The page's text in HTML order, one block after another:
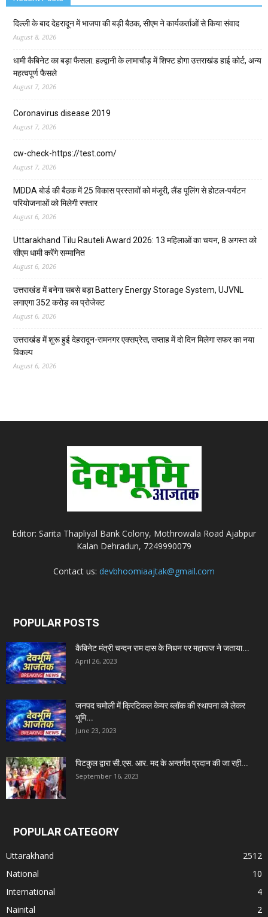
दिल्ली के बाद देहरादून में भाजपा की बड़ी बैठक, सीएम ने कार्यकर्ताओं से किया संवाद
August 8, 2026
धामी कैबिनेट का बड़ा फैसला: हल्द्वानी के लामाचौड़ में शिफ्ट होगा उत्तराखंड हाई कोर्ट, अन्य
महत्वपूर्ण फैसले
August 7, 2026
Coronavirus disease 2019
August 7, 2026
cw-check-https://test.com/
August 7, 2026
MDDA बोर्ड की बैठक में 25 विकास प्रस्तावों को मंजूरी, लैंड पूलिंग से होटल-पर्यटन
परियोजनाओं को मिलेगी रफ्तार
August 6, 2026
Uttarakhand Tilu Rauteli Award 2026: 13 महिलाओं का चयन, 8 अगस्त को
सीएम धामी करेंगे सम्मानित
August 6, 2026
उत्तराखंड में बनेगा सबसे बड़ा Battery Energy Storage System, UJVNL
लगाएगा 352 करोड़ का प्रोजेक्ट
August 6, 2026
उत्तराखंड में शुरू हुई देहरादून-रामनगर एक्सप्रेस, सप्ताह में दो दिन मिलेगा सफर का नया
विकल्प
August 6, 2026
Editor: Sarita Thapliyal Bank Colony, Mothrowala Road Ajabpur
Kalan Dehradun, 7249990079
Contact us: devbhoomiaajtak@gmail.com
POPULAR POSTS
कैबिनेट मंत्री चन्दन राम दास के निधन पर महाराज ने जताया...
April 26, 2023
जनपद चमोली में क्रिटिकल केयर ब्लॉक की स्थापना को लेकर
भूमि...
June 23, 2023
पिटकुल द्वारा सी.एस. आर. मद के अन्तर्गत प्रदान की जा रही...
September 16, 2023
POPULAR CATEGORY
Uttarakhand
2512
National
10
International
4
Nainital
2